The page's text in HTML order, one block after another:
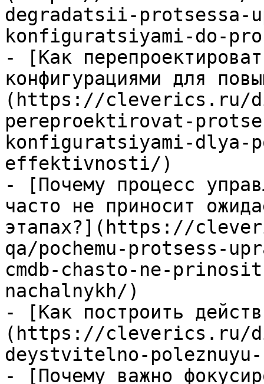
degradatsii-protsessa-
konfiguratsiyami-do-
- [Как
конфигурациями для
(https://cleverics.ru/
pereproektirovat-
konfiguratsiyami-dlya-
effektivnosti/)
- [Почему процесс
часто не приносит
этапах?](https://
qa/pochemu-protsess-
cmdb-chasto-ne-
nachalnykh/)
- [Как построить
(https://cleverics.ru/
deystvitelno-poleznuyu-
- [Почему важно